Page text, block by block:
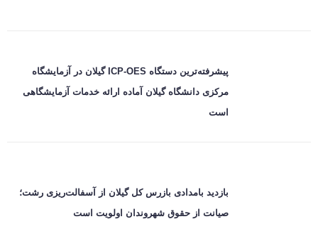
پیشرفته‌ترین دستگاه ICP-OES گیلان در آزمایشگاه
مرکزی دانشگاه گیلان آماده ارائه خدمات آزمایشگاهی
است
بازدید بامدادی بازرس کل گیلان از آسفالت‌ریزی رشت؛
صیانت از حقوق شهروندان اولویت است